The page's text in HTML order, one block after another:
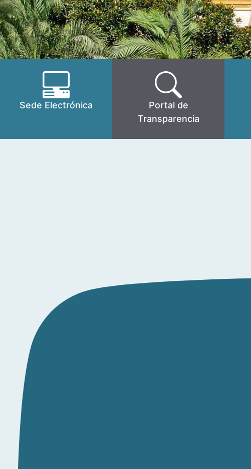
Sede Electrónica
Portal de
Transparencia